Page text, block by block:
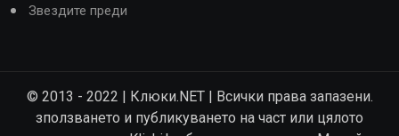
Звездите преди
© 2013 - 2022 | Клюки.NET | Всички права запазени.
зползването и публикуването на част или цялото